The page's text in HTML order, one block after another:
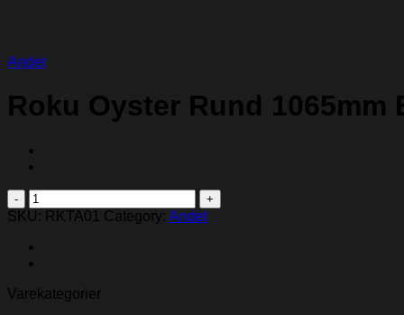
Andet
Roku Oyster Rund 1065mm
Roku
Oyster
1065mm
Bord
SKU: RKTA01 Category: Andet
Varekategorier